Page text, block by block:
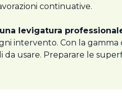
continuative.
levigatura
intervento. Con la
usare. Preparare le